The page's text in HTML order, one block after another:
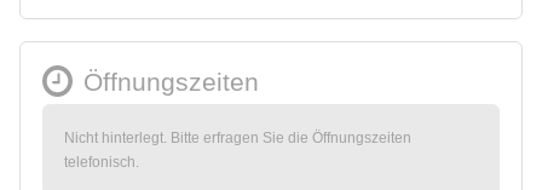
Öffnungszeiten
Nicht hinterlegt. Bitte erfragen Sie die Öffnungszeiten
telefonisch.